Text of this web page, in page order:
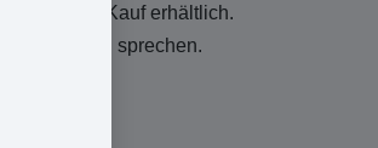
mehr zum Kauf erhältlich.
Arzt zu sprechen.